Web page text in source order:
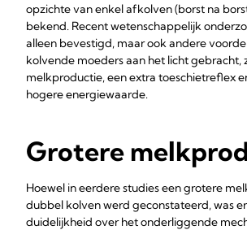
opzichte van enkel afkolven (borst na
bekend. Recent wetenschappelijk
alleen bevestigd, maar ook andere
kolvende moeders aan het licht gebracht,
melkproductie, een extra toeschietreflex
hogere energiewaarde.
Grotere
Hoewel in eerdere studies een grotere
dubbel kolven werd geconstateerd, was
duidelijkheid over het onderliggende